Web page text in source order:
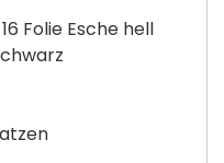
Folie Esche hell